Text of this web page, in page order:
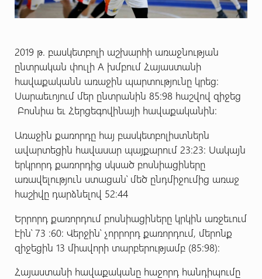
2019 թ. բասկետբոլի աշխարհի առաջնության
ընտրական փուլի A խմբում Հայաստանի
հավաքականն առաջին պարտությունը կրեց:
Սարաեւոյում մեր ընտրանին 85:98 հաշվով զիջեց
Բոսնիա եւ Հերցեգովինայի հավաքականին:
Առաջին քառորդը հայ բասկետբոլիստներն
ավարտեցին հավասար պայքարում 23:23: Սակայն
երկրորդ քառորդից սկսած բոսնիացիները
առավելություն ստացան՝ մեծ ընդմիջումից առաջ
հաշիվը դարձնելով 52:44
Երրորդ քառորդում բոսնիացիները կրկին առջեւում
էին՝ 73 :60: Վերջին՝ չորրորդ քառորդում, մերոնք
զիջեցին 13 միավորի տարբերությամբ (85:98):
Հայաստանի հավաքականը հաջորդ հանդիպումը